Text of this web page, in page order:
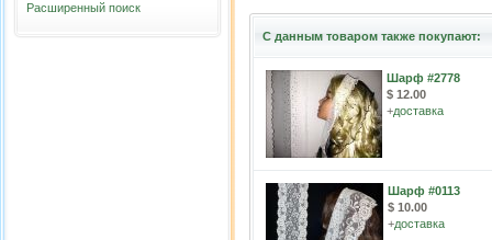
Расширенный поиск
С данным товаром также покупают:
Шарф #2778
$ 12.00
+доставка
Шарф #0113
$ 10.00
+доставка